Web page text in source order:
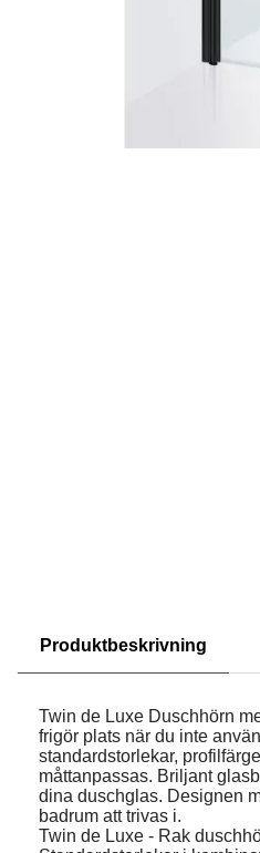
Produktbeskrivning
Twin de Luxe Duschhörn
frigör plats när du inte
standardstorlekar,
måttanpassas. Briljant
dina duschglas. Designen
badrum att trivas i.
Twin de Luxe - Rak